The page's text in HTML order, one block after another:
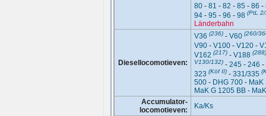
80- 81 - 82 - 85 - 86 -
94- 95 - 96 - 98 (PtL 2/
Länderbahn
Diesellocomotieven:
V36 (236)- V60 (260/
V90- V100- V120-
V162 (217)- V188 (288)
V130/132)- 245 - 246 -
323 (Köf II)- 331/335
500- DHG 700- MaK
MaK G 1205 BB-
Accumulator-
locomotieven:
Ka/Ks